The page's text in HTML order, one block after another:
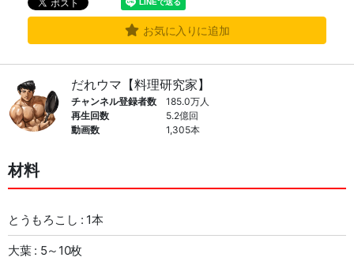
お気に入りに追加
だれウマ【料理研究家】
チャンネル登録者数
185.0万人
再生回数
5.2億回
動画数
1,305本
材料
とうもろこし : 1本
大葉 : 5～10枚